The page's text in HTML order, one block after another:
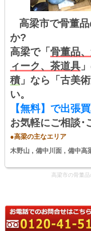
高梁市で骨董品
か?
高梁で「 骨董品
ィーク、茶道具
積」なら「古美
い。
【無料】で出張
お気軽にご相談･
●高梁の主なエリア
木野山 , 備中川面 , 備中高
高梁市の骨董